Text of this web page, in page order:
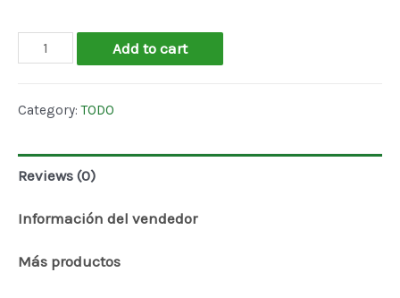
Tutu
Add to cart
Category:TODO
Reviews (0)
Información del vendedor
Más productos